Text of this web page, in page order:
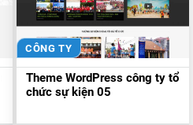
CÔNG TY
Theme WordPress công ty tổ
chức sự kiện 05